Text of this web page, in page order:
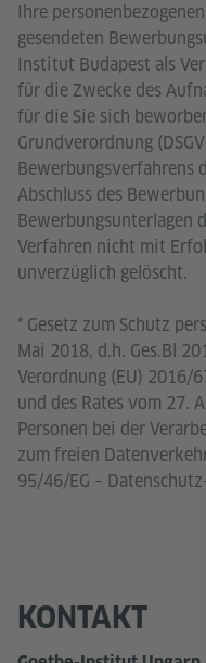
Ihre
gesendeten
Institut Budapest als
für die Zwecke des
für die Sie sich
Grundverordnung
Bewerbungsverfahrens
Abschluss des
Bewerbungsunterlagen
Verfahren nicht mit
unverzüglich gelöscht.
* Gesetz zum Schutz
Mai 2018, d.h. Ges.Bl
Verordnung (EU) 2016/
und des Rates vom 27.
Personen bei der
zum freien
95/46/EG –
KONTAKT